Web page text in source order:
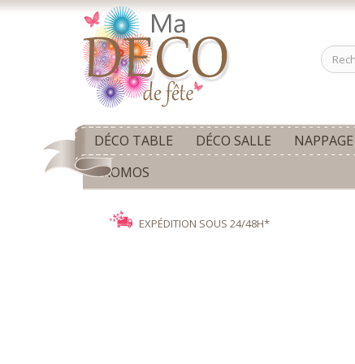
DÉCO TABLE DÉCO SALLE NAPPAGE
PROMOS
EXPÉDITION SOUS 24/48H*